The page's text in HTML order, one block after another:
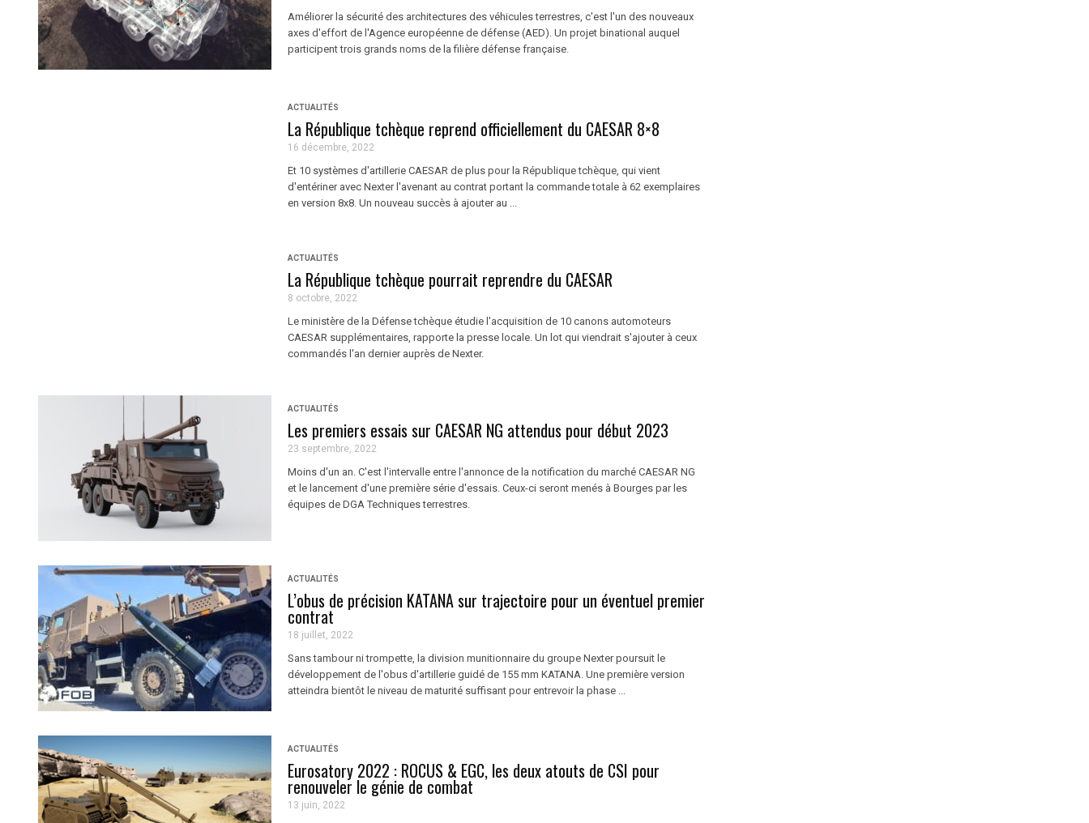
Améliorer la sécurité des architectures des véhicules terrestres, c'est l'un des nouveaux
axes d'effort de l'Agence européenne de défense (AED). Un projet binational auquel
participent trois grands noms de la filière défense française.
ACTUALITÉS
La République tchèque reprend officiellement du CAESAR 8×8
16 décembre, 2022
Et 10 systèmes d'artillerie CAESAR de plus pour la République tchèque, qui vient
d'entériner avec Nexter l'avenant au contrat portant la commande totale à 62 exemplaires
en version 8x8. Un nouveau succès à ajouter au ...
ACTUALITÉS
La République tchèque pourrait reprendre du CAESAR
8 octobre, 2022
Le ministère de la Défense tchèque étudie l'acquisition de 10 canons automoteurs
CAESAR supplémentaires, rapporte la presse locale. Un lot qui viendrait s'ajouter à ceux
commandés l'an dernier auprès de Nexter.
ACTUALITÉS
Les premiers essais sur CAESAR NG attendus pour début 2023
23 septembre, 2022
Moins d'un an. C'est l'intervalle entre l'annonce de la notification du marché CAESAR NG
et le lancement d'une première série d'essais. Ceux-ci seront menés à Bourges par les
équipes de DGA Techniques terrestres.
ACTUALITÉS
L’obus de précision KATANA sur trajectoire pour un éventuel premier
contrat
18 juillet, 2022
Sans tambour ni trompette, la division munitionnaire du groupe Nexter poursuit le
développement de l'obus d'artillerie guidé de 155 mm KATANA. Une première version
atteindra bientôt le niveau de maturité suffisant pour entrevoir la phase ...
ACTUALITÉS
Eurosatory 2022 : ROCUS & EGC, les deux atouts de CSI pour
renouveler le génie de combat
13 juin, 2022